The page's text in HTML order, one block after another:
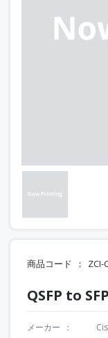
商品コード ZCI-
QSFP to
メーカー